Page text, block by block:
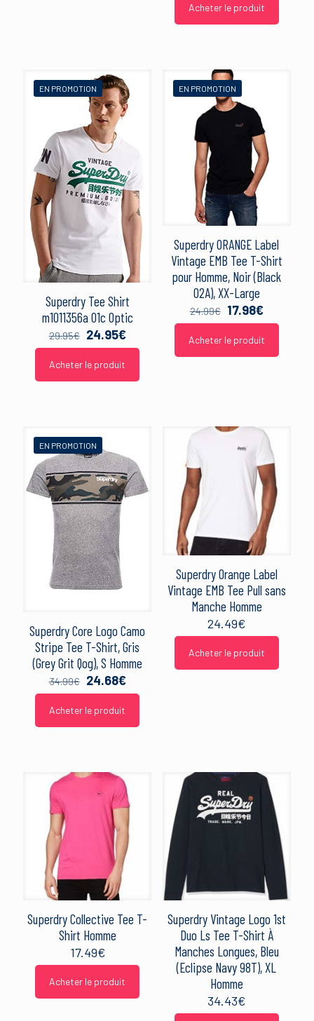
Acheter le produit
EN PROMOTION
Superdry Tee Shirt
m1011356a 01c Optic
29.95€
Le
prix
initial
était :
24.95€Le
prix
est :
Acheter le produit
EN PROMOTION
Superdry ORANGE Label
Vintage EMB Tee T-Shirt
pour Homme, Noir (Black
02A), XX-Large
24.99€ Le
prix
initial
était :
17.98€Le
prix
actuel
est :
Acheter le produit
EN PROMOTION
Superdry Core Logo Camo
Stripe Tee T-Shirt, Gris
(Grey Grit Qog), S Homme
34.99€
Le
prix
initial
était :
24.68€Le
prix
est :
Acheter le produit
Superdry Orange Label
Vintage EMB Tee Pull sans
Manche Homme
24.49€
Acheter le produit
Superdry Collective Tee T-
Shirt Homme
17.49€
Acheter le produit
Superdry Vintage Logo 1st
Duo Ls Tee T-Shirt À
Manches Longues, Bleu
(Eclipse Navy 98T), XL
Homme
34.43€